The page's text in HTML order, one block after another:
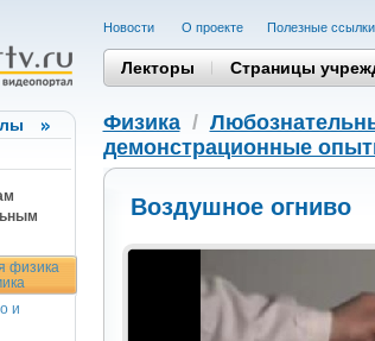
физика
и
Новости О проекте Полезные cсылки
Лекторы Страницы
Физика/
демонстрационные
Воздушное огниво